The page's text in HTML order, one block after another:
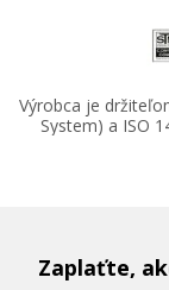
Výrobca je
System) a ISO
Zaplaťte,